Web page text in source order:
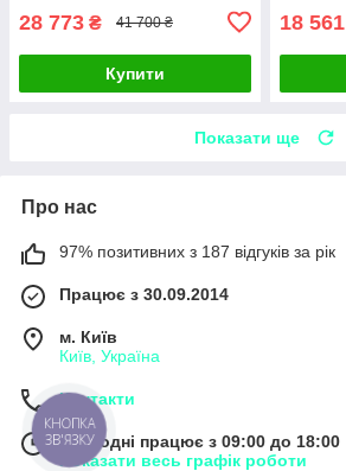
28 773 ₴ 41 700 ₴
Купити
18 561
Показати ще
Про нас
97% позитивних з 187 відгуків за рік
Працює з 30.09.2014
м. Київ
Київ, Україна
Контакти
Сьогодні працює з 09:00 до 18:00
Показати весь графік роботи
КНОПКА
ЗВ'ЯЗКУ